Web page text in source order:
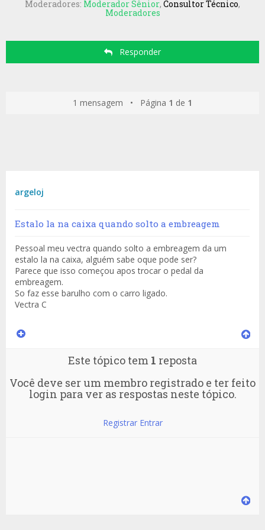
Moderadores: Moderador Sênior, Consultor Técnico,
Moderadores
Responder
1 mensagem • Página 1 de 1
argeloj
Estalo la na caixa quando solto a embreagem
Pessoal meu vectra quando solto a embreagem da um
estalo la na caixa, alguém sabe oque pode ser?
Parece que isso começou apos trocar o pedal da
embreagem.
So faz esse barulho com o carro ligado.
Vectra C
Este tópico tem 1 reposta
Você deve ser um membro registrado e ter feito
login para ver as respostas neste tópico.
Registrar Entrar